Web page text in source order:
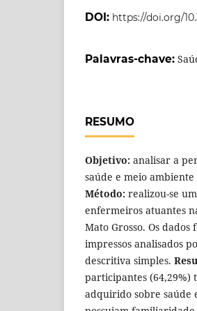
DOI: https://doi.org/
Palavras-chave:
RESUMO
Objetivo: analisar a
saúde e meio
Método: realizou-se
enfermeiros atuantes
Mato Grosso. Os
impressos analisados
descritiva simples.
participantes (64,29%)
adquirido sobre saúde